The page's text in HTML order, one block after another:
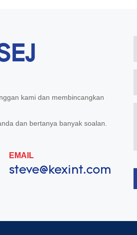
kami dan membincangkan
dan bertanya banyak soalan.
EMAIL
steve@kexint.com